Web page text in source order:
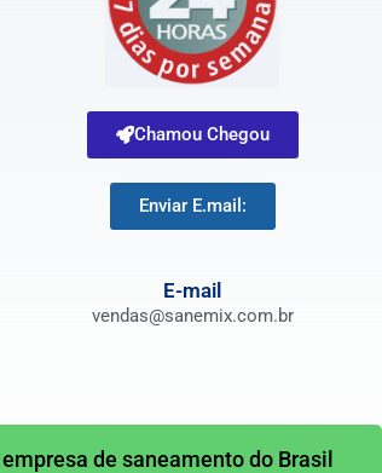
Chamou Chegou
Enviar E.mail:
E-mail
vendas@sanemix.com.br
de saneamento do Brasil